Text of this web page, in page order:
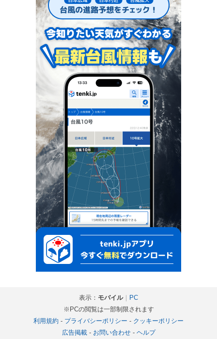
表示： モバイル｜ PC
※PCの閲覧は一部制限されます
利用規約 - プライバシーポリシー - クッキーポリシー
広告掲載- お問い合わせ- ヘルプ